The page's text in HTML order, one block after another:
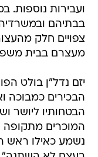
ועבירות נוספות.
בבתיהם
צפויים חלק
מעצרם בבית
יזם נדל"ן בולט
הבכירים כמבוכה
הבטחותיו ליושר
המוכרים מתקופה
נשמע כאילו ראש